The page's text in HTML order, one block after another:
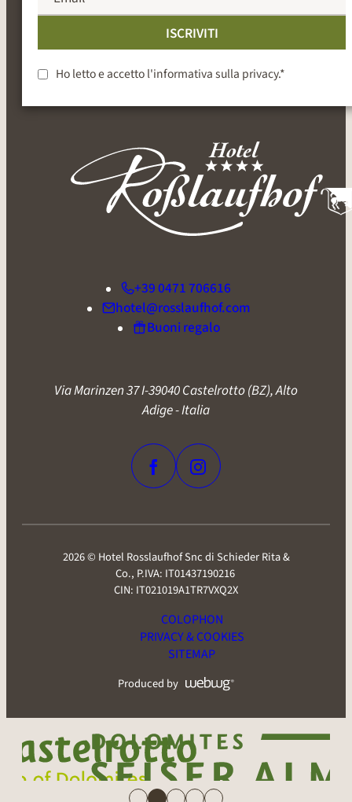
ISCRIVITI
Ho letto e accetto l'informativa sulla privacy.*
+39 0471 706616
hotel@rosslaufhof.com
Buoni regalo
Via Marinzen 37 I-39040 Castelrotto (BZ), Alto
Adige- Italia
2026 © Hotel Rosslaufhof Snc di Schieder Rita &
Co., P.IVA: IT01437190216
CIN: IT021019A1TR7VXQ2X
COLOPHON
PRIVACY & COOKIES
SITEMAP
Produced by